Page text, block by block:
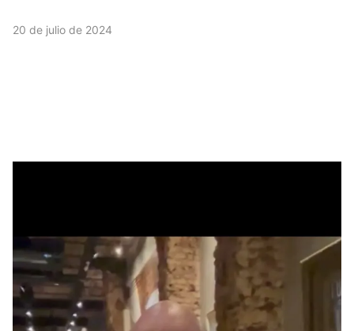
20 de julio de 2024